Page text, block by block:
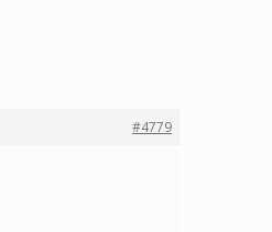
#4779